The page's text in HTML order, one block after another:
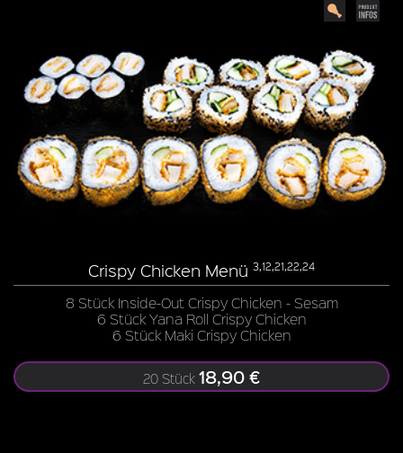
Crispy Chicken Menü 3,12,21,22,24
8 Stück Inside-Out Crispy Chicken - Sesam
6 Stück Yana Roll Crispy Chicken
6 Stück Maki Crispy Chicken
20 Stück 18,90 €